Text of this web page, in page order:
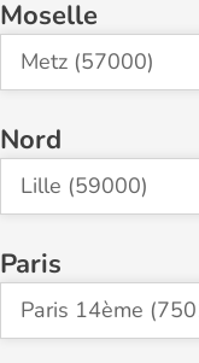
Moselle
Metz (57000)
Nord
Lille (59000)
Paris
Paris 14ème